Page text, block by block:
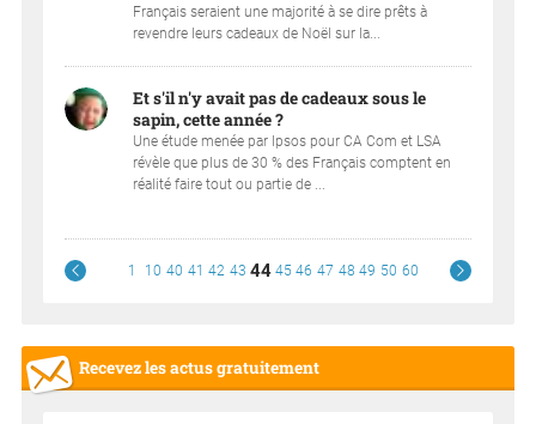
Français seraient une majorité à se dire prêts à
revendre leurs cadeaux de Noël sur la...
Et s'il n'y avait pas de cadeaux sous le
sapin, cette année ?
Une étude menée par Ipsos pour CA Com et LSA
révèle que plus de 30 % des Français comptent en
réalité faire tout ou partie de ...
1 10 40 41 42 43 44 45 46 47 48 49 50 60
Recevez les actus gratuitement